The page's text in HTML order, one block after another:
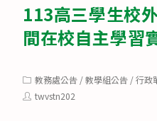
113高三學生校
間在校自主學習
Post
category:
教務處公告 /教學組公告 /行政
Posttwvstn202